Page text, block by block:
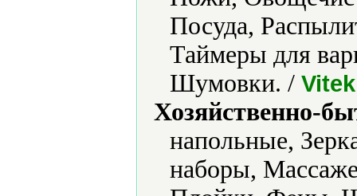
Посуда,
Таймеры для
Шумовки. / Vitek
Хозяйственно-
напольные,
наборы,